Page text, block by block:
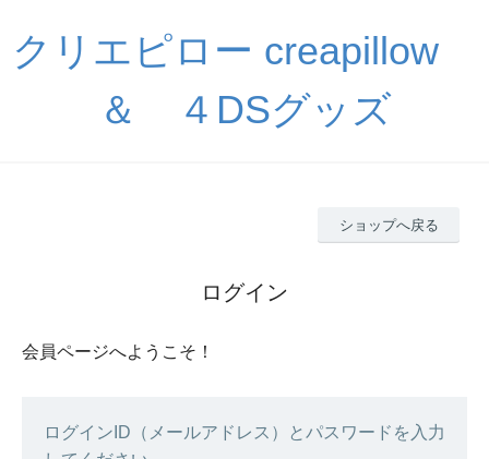
クリエピロー creapillow
＆ ４DSグッズ
ショップへ戻る
ログイン
会員ページへようこそ！
ログインID（メールアドレス）とパスワードを入力